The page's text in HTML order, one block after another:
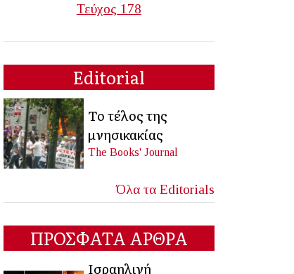
Τεύχος 178
Editorial
Το τέλος της
μνησικακίας
The Books' Journal
Όλα τα Editorials
ΠΡΟΣΦΑΤΑ ΑΡΘΡΑ
Ισραηλινή